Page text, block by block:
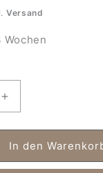
Versand
Wochen
Erhöhe
die
Menge
für
Marmor
In den